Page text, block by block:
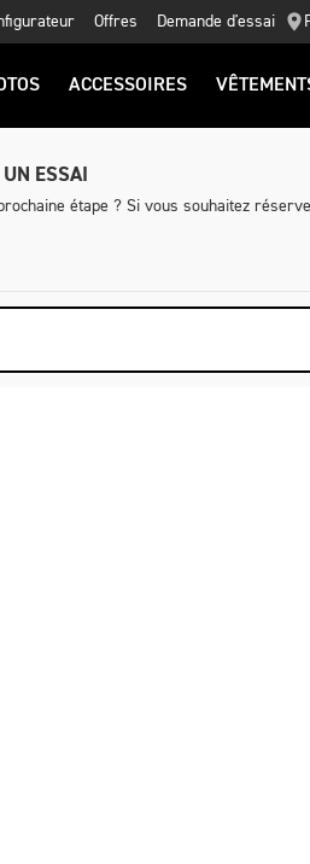
Offres Demande d'essai
ACCESSOIRES
UN ESSAI
étape ? Si vous souhaitez